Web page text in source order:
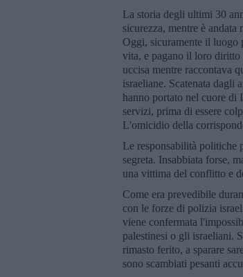
La storia degli ultimi 30
sicurezza, mentre è
Oggi, sicuramente il luogo
vita, e pagano il loro diritto
uccisa mentre raccontava
israeliane. Scatenata dagli
hanno portato nel cuore di
servizi, prima di essere
L'omicidio della
Le responsabilità politiche
segreta. Insabbiata forse,
una vittima del conflitto e
Come era prevedibile
con le forze di polizia
viene confermata
palestinesi o gli israeliani.
rimasto ferito, a sparare
sono scambiati pesanti